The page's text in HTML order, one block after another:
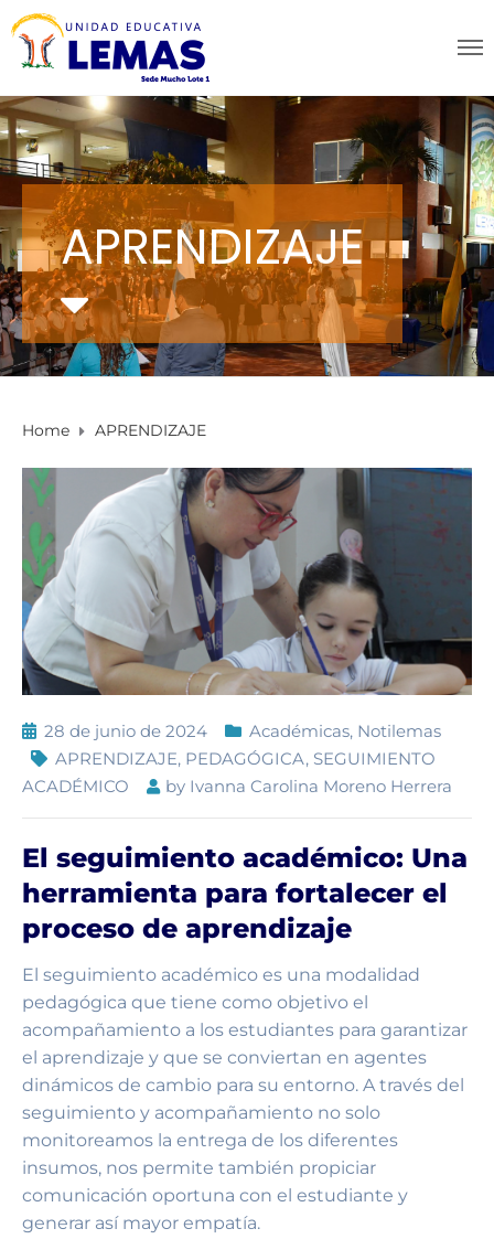
APRENDIZAJE
Home APRENDIZAJE
28 de junio de 2024 Académicas, Notilemas
APRENDIZAJE, PEDAGÓGICA, SEGUIMIENTO
ACADÉMICO
by Ivanna Carolina Moreno Herrera
El seguimiento académico: Una
herramienta para fortalecer el
proceso de aprendizaje
El seguimiento académico es una modalidad
pedagógica que tiene como objetivo el
acompañamiento a los estudiantes para garantizar
el aprendizaje y que se conviertan en agentes
dinámicos de cambio para su entorno. A través del
seguimiento y acompañamiento no solo
monitoreamos la entrega de los diferentes
insumos, nos permite también propiciar
comunicación oportuna con el estudiante y
generar así mayor empatía.